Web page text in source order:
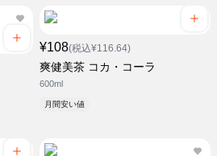
¥108(税込¥116.64)
爽健美茶 コカ・コーラ
600ml
月間安い値